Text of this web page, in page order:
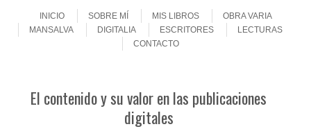
MenuINICIO
SOBRE MÍ MIS LIBROS
OBRA VARIA
MANSALVA
DIGITALIA ESCRITORES
LECTURAS
CONTACTO
El contenido y su valor en las publicaciones
digitales